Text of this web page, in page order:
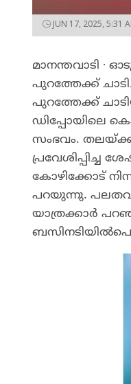
JUN 17, 2025, 5:31
മാനന്തവാടി
പുറത്തേക്ക്
പുറത്തേക്ക്
ഡിപ്പോയിലെ
സംഭവം.
കോഴിക്കോട്
പറയുന്നു.
യാത്രക്കാർ